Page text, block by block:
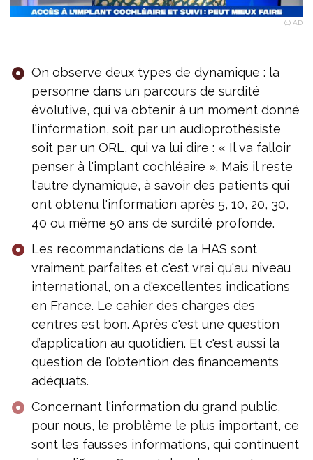
(c) AD
On observe deux types de dynamique : la
personne dans un parcours de surdité
évolutive, qui va obtenir à un moment donné
l'information, soit par un audioprothésiste
soit par un ORL, qui va lui dire : « Il va falloir
penser à l'implant cochléaire ». Mais il reste
l'autre dynamique, à savoir des patients qui
ont obtenu l'information après 5, 10, 20, 30,
40 ou même 50 ans de surdité profonde.
Les recommandations de la HAS sont
vraiment parfaites et c'est vrai qu'au niveau
international, on a d'excellentes indications
en France. Le cahier des charges des
centres est bon. Après c'est une question
d’application au quotidien. Et c'est aussi la
question de l’obtention des financements
adéquats.
Concernant l'information du grand public,
pour nous, le problème le plus important, ce
sont les fausses informations, qui continuent